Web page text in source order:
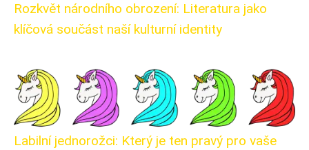
Rozkvět národního obrození: Literatura jako
klíčová součást naší kulturní identity
Labilní jednorožci: Který je ten pravý pro vaše